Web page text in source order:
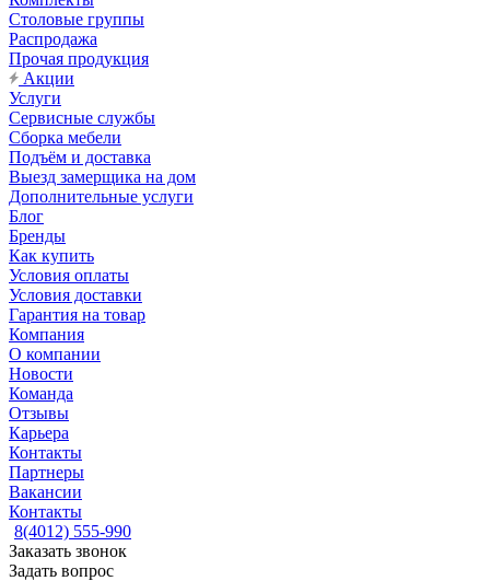
Столовые группы
Распродажа
Прочая продукция
Акции
Услуги
Сервисные службы
Сборка мебели
Подъём и доставка
Выезд замерщика на дом
Дополнительные услуги
Блог
Бренды
Как купить
Условия оплаты
Условия доставки
Гарантия на товар
Компания
О компании
Новости
Команда
Отзывы
Карьера
Контакты
Партнеры
Вакансии
Контакты
8(4012) 555-990
Заказать звонок
Задать вопрос